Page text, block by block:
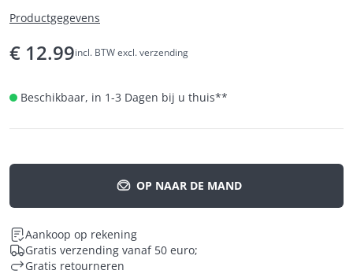
Productgegevens
€ 12.99incl. BTW excl. verzending
Beschikbaar, in 1-3 Dagen bij u thuis**
OP NAAR DE MAND
Aankoop op rekening
Gratis verzending vanaf 50 euro;
Gratis retourneren